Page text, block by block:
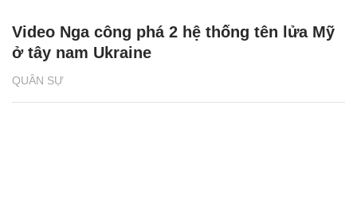
QUÂN SỰ
Video Nga công phá 2 hệ thống tên lửa Mỹ
ở tây nam Ukraine